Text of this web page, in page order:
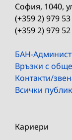
София, 1040,
(+359 2) 979
(+359 2) 979
БАН-
Връзки с
Контакти/
Всички
Кариери